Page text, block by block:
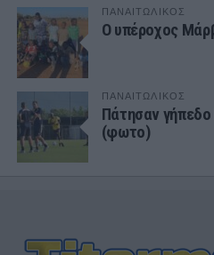
ΠΑΝΑΙΤΩΛΙΚΟΣ
Ο υπέροχος
ΠΑΝΑΙΤΩΛΙΚΟΣ
Πάτησαν
(φωτο)